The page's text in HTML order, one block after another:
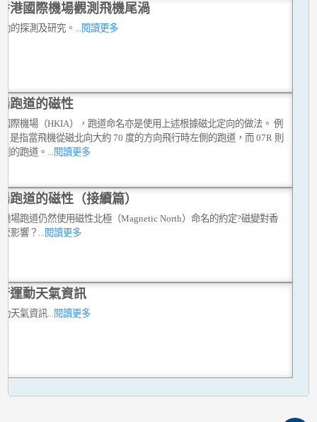
港國際機場觀測飛機尾渦
的探測及研究。 ...閱讀更多
跑道的磁性
際機場（HKIA），跑道命名亦是使用上述根據磁北定向的做法。 例
是指當飛機從磁北向大約 70 度的方向飛行時左側的跑道，而 07R 則
的跑道。
...閱讀更多
跑道的磁性（接續篇）
場跑道仍然使用磁性北極（Magnetic North）命名的約定?磁變對香
影響？
...閱讀更多
運動天氣資訊
天氣資訊...閱讀更多